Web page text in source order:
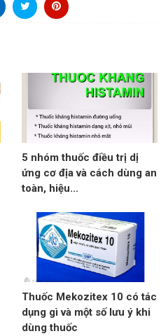
5 nhóm thuốc điều trị dị
ứng cơ địa và cách dùng an
toàn, hiệu...
Thuốc Mekozitex 10 có tác
dụng gì và một số lưu ý khi
dùng thuốc